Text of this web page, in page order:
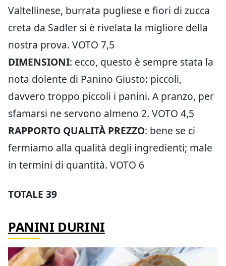
Valtellinese, burrata pugliese e fiori di zucca
creta da Sadler si è rivelata la migliore della
nostra prova. VOTO 7,5
DIMENSIONI: ecco, questo è sempre stata la
nota dolente di Panino Giusto: piccoli,
davvero troppo piccoli i panini. A pranzo, per
sfamarsi ne servono almeno 2. VOTO 4,5
RAPPORTO QUALITÀ PREZZO: bene se ci
fermiamo alla qualità degli ingredienti; male
in termini di quantità. VOTO 6
TOTALE 39
PANINI DURINI